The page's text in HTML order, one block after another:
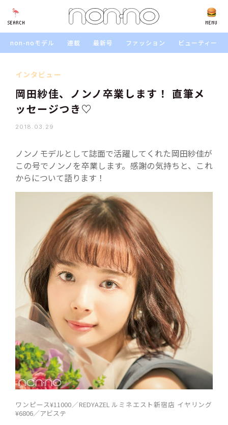
SEARCH MENU
SEARCH
non-noモデル 連載 最新号 ファッション ビューティー
インタビュー
岡田紗佳、ノンノ卒業します！ 直筆メ
ッセージつき♡
2018.03.29
ノンノモデルとして誌面で活躍してくれた岡田紗佳が
この号でノンノを卒業します。感謝の気持ちと、これ
からについて語ります！
ワンピース¥11000／REDYAZEL ルミネエスト新宿店 イヤリング
¥6806／アビステ